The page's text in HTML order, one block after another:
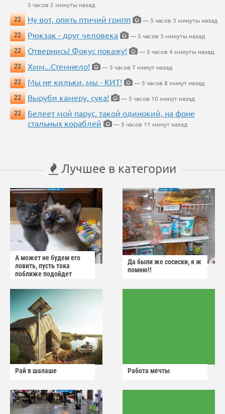
5 часов 2 минуты назад
22
Ну вот, опять птичий грипп
— 5 часов 3 минуты назад
22
Рюкзак - друг человека
— 5 часов 3 минуты назад
22
Отвернись! Фокус покажу!
— 5 часов 4 минуты назад
22
Хмм...Стемнело!
— 5 часов 7 минут назад
22
Мы не кильки, мы - КИТ!
— 5 часов 8 минут назад
22
Выруби камеру, сука!
— 5 часов 10 минут назад
22
Белеет мой парус, такой одинокий, на фоне
стальных кораблей
— 5 часов 11 минут назад
Лучшее в категории
А может не будем его
ловить, пусть тока
поближе подойдет
Да были же сосиски, я ж
помню!!
Рай в шалаше Работа мечты